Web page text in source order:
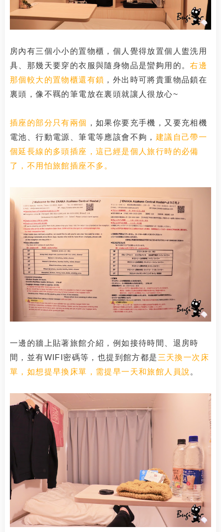
房內有三個小小的置物櫃，個人覺得放置個人盥洗用
具、那幾天要穿的衣服與隨身物品是蠻夠用的。右邊
那個較大的置物櫃還有鎖 ，外出時可將貴重物品鎖在
裏頭，像不羈的筆電放在裏頭就讓人很放心~
插座的部分只有兩個 ，如果你要充手機，又要充相機
電池、行動電源、筆電等應該會不夠， 建議自己帶一
個延長線的多頭插座 ，這已經是個人旅行時的必備
了，不用怕旅館插座不多。
一邊的牆上貼著旅館介紹，例如接待時間、退房時
間，並有WIFI密碼等，也提到館方都是 三天換一次床
單，如想提早換床單，需提早一天和旅館人員說 。